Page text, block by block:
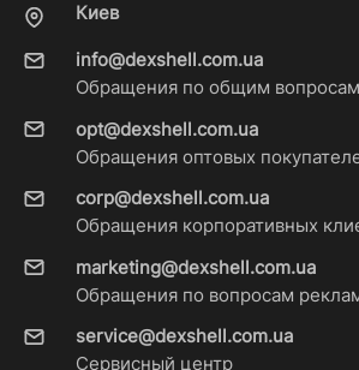
Киев
info@dexshell.com.ua
Обращения по общим вопросам
opt@dexshell.com.ua
Обращения оптовых
corp@dexshell.com.ua
Обращения корпоративных
marketing@dexshell.com.ua
Обращения по вопросам
service@dexshell.com.ua
Сервисный центр